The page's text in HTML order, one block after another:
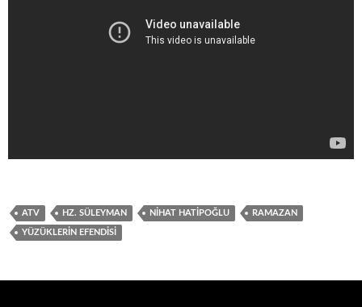
ATV HZ. SÜLEYMAN NIHAT HATIPOĞLU RAMAZAN
YÜZÜKLERIN EFENDISI